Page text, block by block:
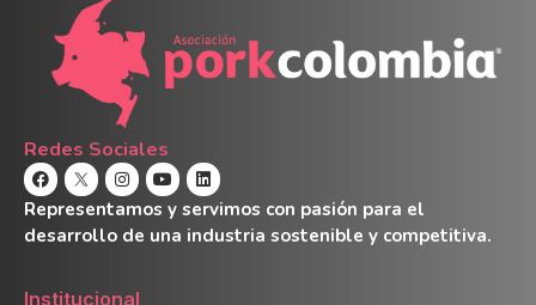
Redes Sociales
Representamos y servimos con pasión para el
desarrollo de una industria sostenible y competitiva.
Institucional